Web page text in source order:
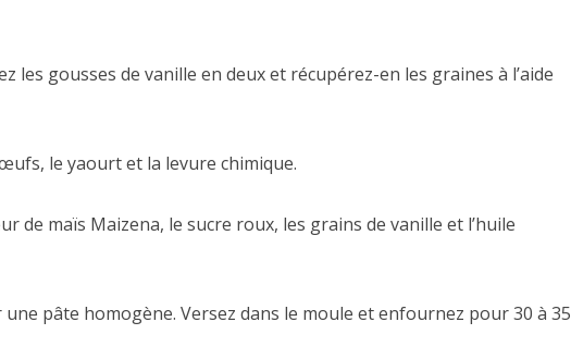
les gousses de vanille en deux et récupérez-en les graines à l’aide
le yaourt et la levure chimique.
de maïs Maizena, le sucre roux, les grains de vanille et l’huile
pâte homogène. Versez dans le moule et enfournez pour 30 à 35